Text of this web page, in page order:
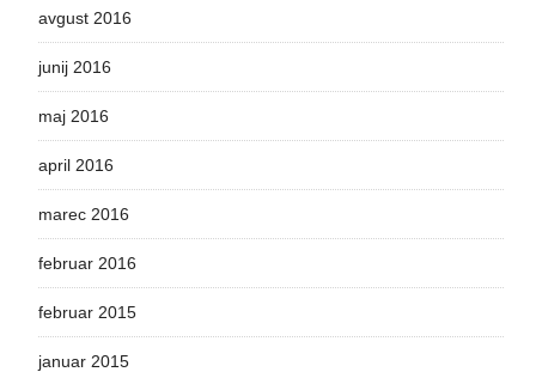
avgust 2016
junij 2016
maj 2016
april 2016
marec 2016
februar 2016
februar 2015
januar 2015